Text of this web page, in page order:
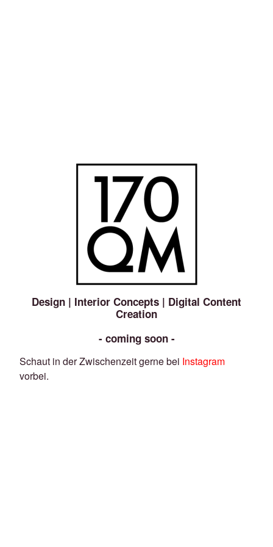
Design | Interior Concepts | Digital Content
Creation
- coming soon -
Schaut in der Zwischenzeit gerne bei Instagram
vorbei.